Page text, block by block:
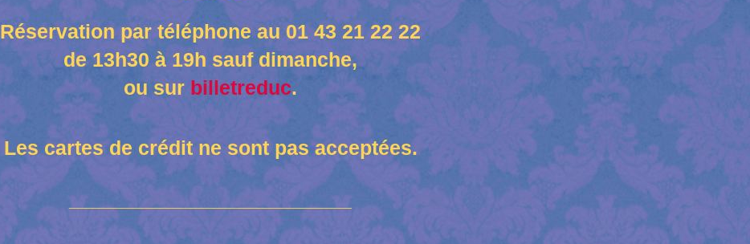
Réservation par téléphone au 01 43 21 22 22
de 13h30 à 19h sauf dimanche,
ou sur billetreduc.
Les cartes de crédit ne sont pas acceptées.
____________________________________________